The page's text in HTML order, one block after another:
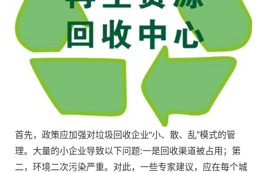
首先，政策应加强对垃圾回收企业“小、散、乱”模式的管
理。大量的小企业导致以下问题:一是回收渠道被占用；第
二，环境二次污染严重。对此，一些专家建议，应在每个城